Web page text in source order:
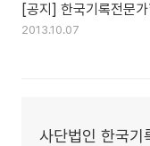
[공지] 한국기록전문
2013.10.07
사단법인 한국기